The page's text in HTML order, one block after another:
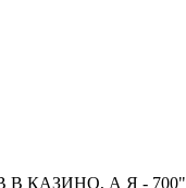
КАЗИНО, А Я - 700"